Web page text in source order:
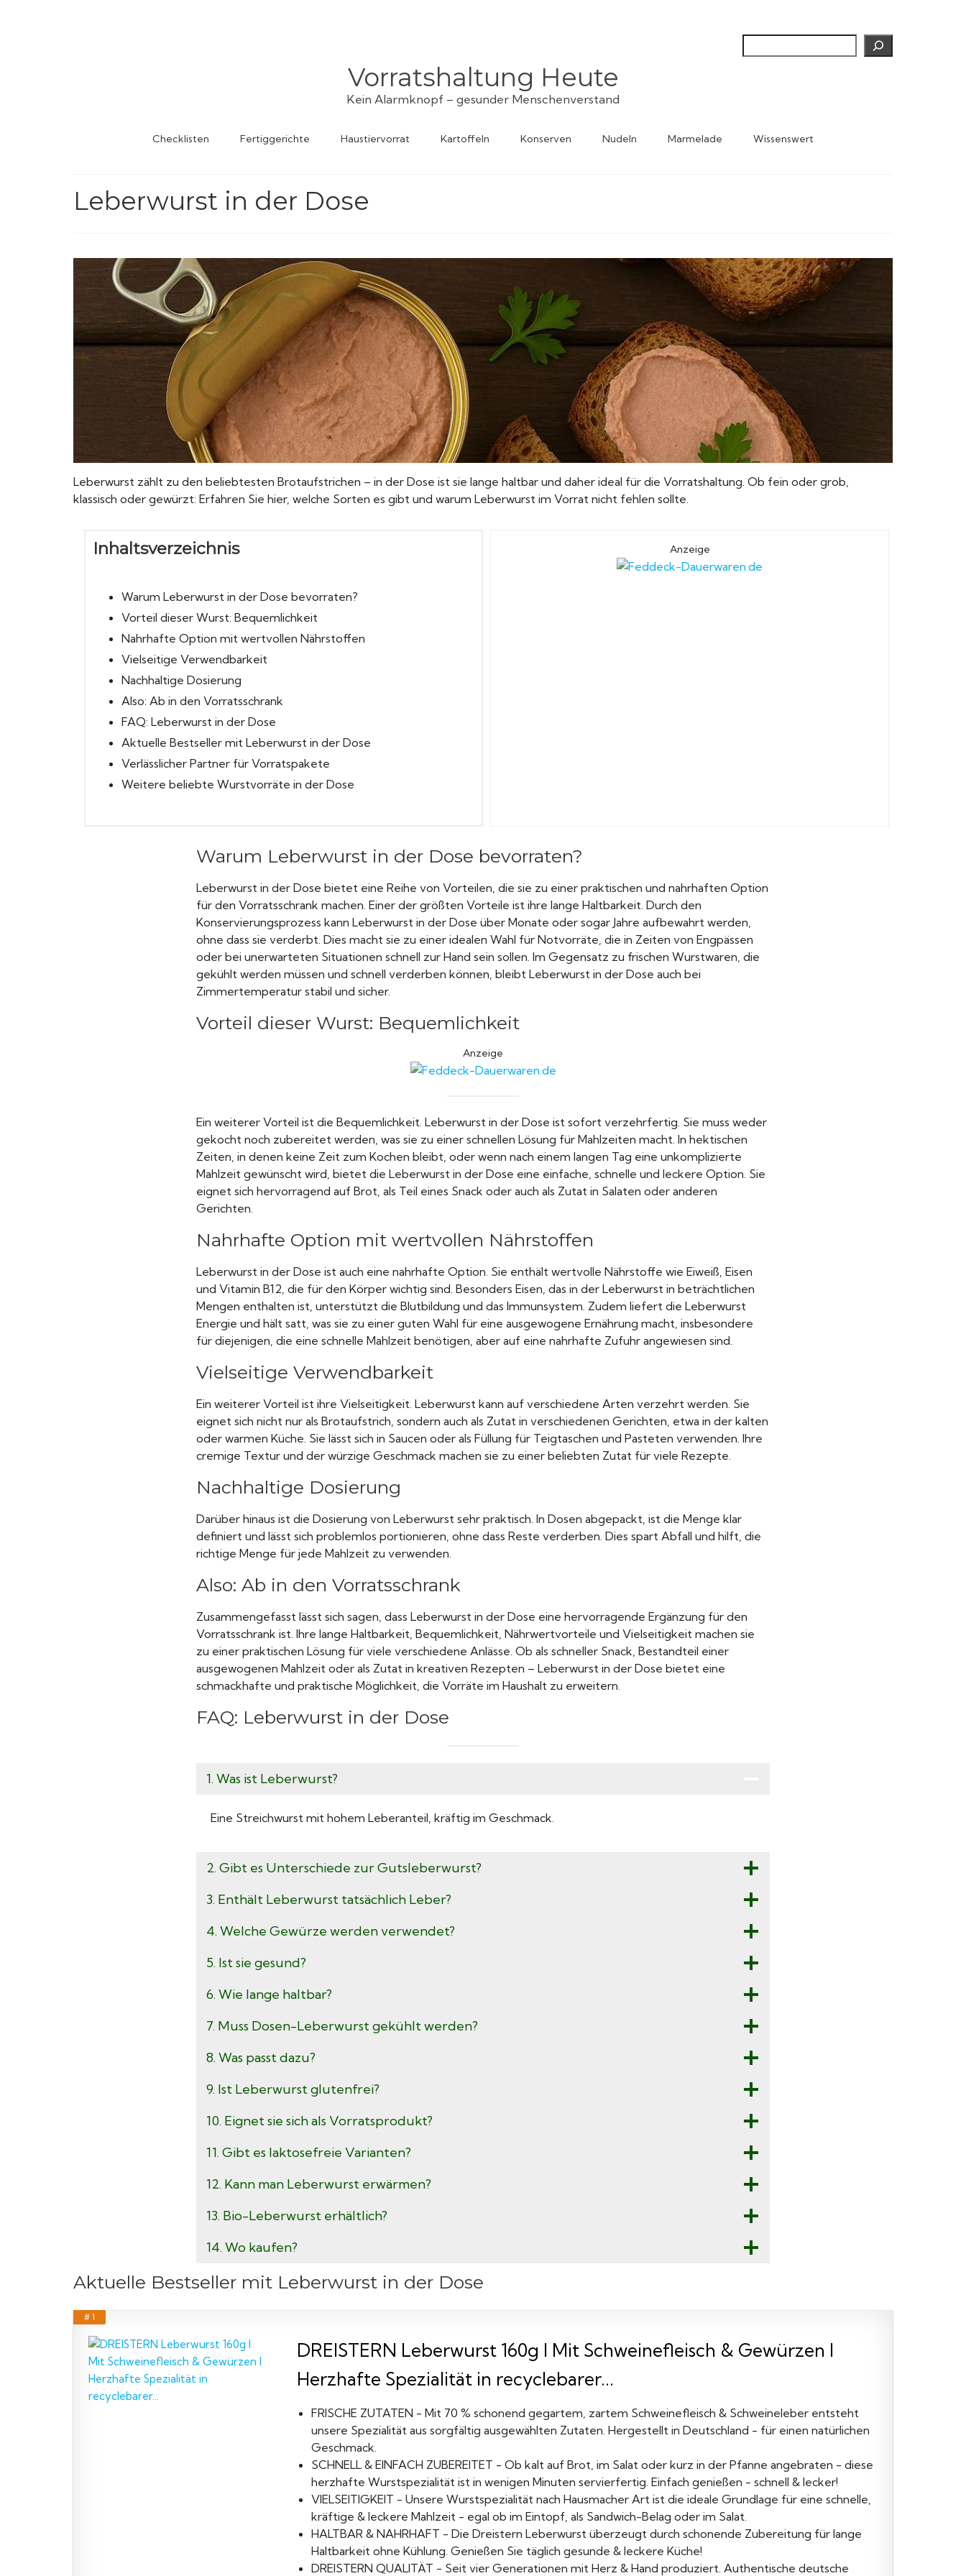
Vorratshaltung Heute
Kein Alarmknopf – gesunder Menschenverstand
Checklisten Fertiggerichte Haustiervorrat Kartoffeln Konserven Nudeln Marmelade Wissenswert
Leberwurst in der Dose
Leberwurst zählt zu den beliebtesten Brotaufstrichen – in der Dose ist sie lange haltbar und daher ideal für die Vorratshaltung. Ob fein oder grob,
klassisch oder gewürzt: Erfahren Sie hier, welche Sorten es gibt und warum Leberwurst im Vorrat nicht fehlen sollte.
Inhaltsverzeichnis
Warum Leberwurst in der Dose bevorraten?
Vorteil dieser Wurst: Bequemlichkeit
Nahrhafte Option mit wertvollen Nährstoffen
Vielseitige Verwendbarkeit
Nachhaltige Dosierung
Also: Ab in den Vorratsschrank
FAQ: Leberwurst in der Dose
Aktuelle Bestseller mit Leberwurst in der Dose
Verlässlicher Partner für Vorratspakete
Weitere beliebte Wurstvorräte in der Dose
Anzeige
Warum Leberwurst in der Dose bevorraten?
Leberwurst in der Dose bietet eine Reihe von Vorteilen, die sie zu einer praktischen und nahrhaften Option
für den Vorratsschrank machen. Einer der größten Vorteile ist ihre lange Haltbarkeit. Durch den
Konservierungsprozess kann Leberwurst in der Dose über Monate oder sogar Jahre aufbewahrt werden,
ohne dass sie verderbt. Dies macht sie zu einer idealen Wahl für Notvorräte, die in Zeiten von Engpässen
oder bei unerwarteten Situationen schnell zur Hand sein sollen. Im Gegensatz zu frischen Wurstwaren, die
gekühlt werden müssen und schnell verderben können, bleibt Leberwurst in der Dose auch bei
Zimmertemperatur stabil und sicher.
Vorteil dieser Wurst: Bequemlichkeit
Anzeige
Ein weiterer Vorteil ist die Bequemlichkeit. Leberwurst in der Dose ist sofort verzehrfertig. Sie muss weder
gekocht noch zubereitet werden, was sie zu einer schnellen Lösung für Mahlzeiten macht. In hektischen
Zeiten, in denen keine Zeit zum Kochen bleibt, oder wenn nach einem langen Tag eine unkomplizierte
Mahlzeit gewünscht wird, bietet die Leberwurst in der Dose eine einfache, schnelle und leckere Option. Sie
eignet sich hervorragend auf Brot, als Teil eines Snack oder auch als Zutat in Salaten oder anderen
Gerichten.
Nahrhafte Option mit wertvollen Nährstoffen
Leberwurst in der Dose ist auch eine nahrhafte Option. Sie enthält wertvolle Nährstoffe wie Eiweiß, Eisen
und Vitamin B12, die für den Körper wichtig sind. Besonders Eisen, das in der Leberwurst in beträchtlichen
Mengen enthalten ist, unterstützt die Blutbildung und das Immunsystem. Zudem liefert die Leberwurst
Energie und hält satt, was sie zu einer guten Wahl für eine ausgewogene Ernährung macht, insbesondere
für diejenigen, die eine schnelle Mahlzeit benötigen, aber auf eine nahrhafte Zufuhr angewiesen sind.
Vielseitige Verwendbarkeit
Ein weiterer Vorteil ist ihre Vielseitigkeit. Leberwurst kann auf verschiedene Arten verzehrt werden. Sie
eignet sich nicht nur als Brotaufstrich, sondern auch als Zutat in verschiedenen Gerichten, etwa in der kalten
oder warmen Küche. Sie lässt sich in Saucen oder als Füllung für Teigtaschen und Pasteten verwenden. Ihre
cremige Textur und der würzige Geschmack machen sie zu einer beliebten Zutat für viele Rezepte.
Nachhaltige Dosierung
Darüber hinaus ist die Dosierung von Leberwurst sehr praktisch. In Dosen abgepackt, ist die Menge klar
definiert und lässt sich problemlos portionieren, ohne dass Reste verderben. Dies spart Abfall und hilft, die
richtige Menge für jede Mahlzeit zu verwenden.
Also: Ab in den Vorratsschrank
Zusammengefasst lässt sich sagen, dass Leberwurst in der Dose eine hervorragende Ergänzung für den
Vorratsschrank ist. Ihre lange Haltbarkeit, Bequemlichkeit, Nährwertvorteile und Vielseitigkeit machen sie
zu einer praktischen Lösung für viele verschiedene Anlässe. Ob als schneller Snack, Bestandteil einer
ausgewogenen Mahlzeit oder als Zutat in kreativen Rezepten – Leberwurst in der Dose bietet eine
schmackhafte und praktische Möglichkeit, die Vorräte im Haushalt zu erweitern.
FAQ: Leberwurst in der Dose
1. Was ist Leberwurst?
Eine Streichwurst mit hohem Leberanteil, kräftig im Geschmack.
2. Gibt es Unterschiede zur Gutsleberwurst?
3. Enthält Leberwurst tatsächlich Leber?
4. Welche Gewürze werden verwendet?
5. Ist sie gesund?
6. Wie lange haltbar?
7. Muss Dosen-Leberwurst gekühlt werden?
8. Was passt dazu?
9. Ist Leberwurst glutenfrei?
10. Eignet sie sich als Vorratsprodukt?
11. Gibt es laktosefreie Varianten?
12. Kann man Leberwurst erwärmen?
13. Bio-Leberwurst erhältlich?
14. Wo kaufen?
Aktuelle Bestseller mit Leberwurst in der Dose
# 1
DREISTERN Leberwurst 160g I Mit Schweinefleisch & Gewürzen I
Herzhafte Spezialität in recyclebarer...
FRISCHE ZUTATEN - Mit 70 % schonend gegartem, zartem Schweinefleisch & Schweineleber entsteht
unsere Spezialität aus sorgfältig ausgewählten Zutaten. Hergestellt in Deutschland - für einen natürlichen
Geschmack.
SCHNELL & EINFACH ZUBEREITET - Ob kalt auf Brot, im Salat oder kurz in der Pfanne angebraten - diese
herzhafte Wurstspezialität ist in wenigen Minuten servierfertig. Einfach genießen - schnell & lecker!
VIELSEITIGKEIT - Unsere Wurstspezialität nach Hausmacher Art ist die ideale Grundlage für eine schnelle,
kräftige & leckere Mahlzeit - egal ob im Eintopf, als Sandwich-Belag oder im Salat.
HALTBAR & NAHRHAFT - Die Dreistern Leberwurst überzeugt durch schonende Zubereitung für lange
Haltbarkeit ohne Kühlung. Genießen Sie täglich gesunde & leckere Küche!
DREISTERN QUALITÄT - Seit vier Generationen mit Herz & Hand produziert. Authentische deutsche